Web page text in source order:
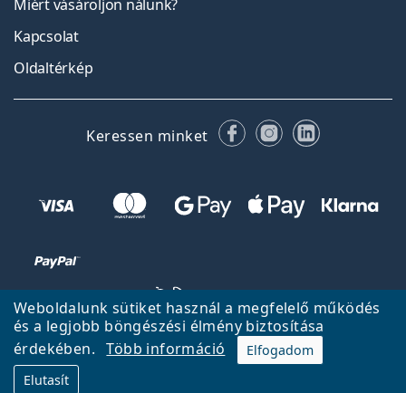
Weboldalunk sütiket használ a megfelelő működés
és a legjobb böngészési élmény biztosítása
érdekében.
Több információ
Elfogadom
Elutasít
Miért vásároljon nálunk?
Kapcsolat
Oldaltérkép
Keressen minket FacebookInstagram
LinkedIn
Fel